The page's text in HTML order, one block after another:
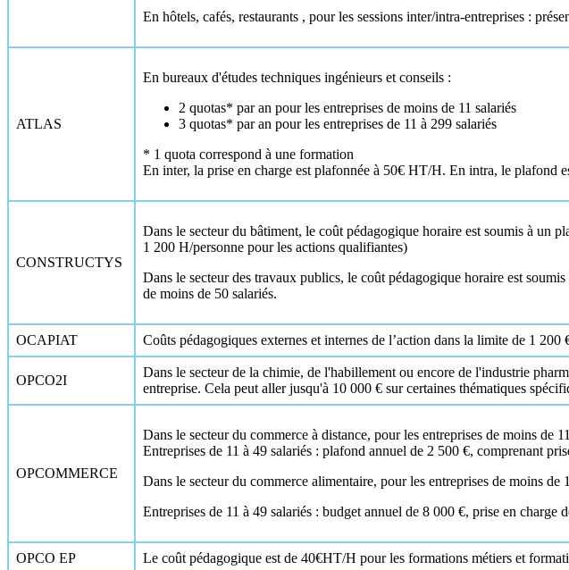
En hôtels, cafés, restaurants , pour les sessions inter/intra-entreprises :
ATLAS
En bureaux d'études techniques ingénieurs et conseils :
2 quotas* par an pour les entreprises de moins de 11 salariés
3 quotas* par an pour les entreprises de 11 à 299 salariés
* 1 quota correspond à une formation
En inter, la prise en charge est plafonnée à 50€ HT/H. En intra, le plafond
CONSTRUCTYS
Dans le secteur du bâtiment, le coût pédagogique horaire est soumis à un
1 200 H/personne pour les actions qualifiantes)
Dans le secteur des travaux publics, le coût pédagogique horaire est
de moins de 50 salariés.
OCAPIAT Coûts pédagogiques externes et internes de l’action dans la limite de 1
OPCO2I
Dans le secteur de la chimie, de l'habillement ou encore de l'industrie
entreprise. Cela peut aller jusqu'à 10 000 € sur certaines thématiques
OPCOMMERCE
Dans le secteur du commerce à distance, pour les entreprises de moins de
Entreprises de 11 à 49 salariés : plafond annuel de 2 500 €, comprenant
Dans le secteur du commerce alimentaire, pour les entreprises de moins
Entreprises de 11 à 49 salariés : budget annuel de 8 000 €, prise en charge
OPCO EP Le coût pédagogique est de 40€HT/H pour les formations métiers et